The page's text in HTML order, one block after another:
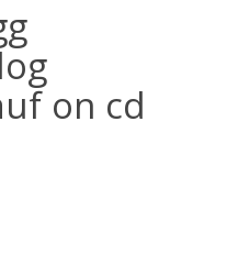
on cd